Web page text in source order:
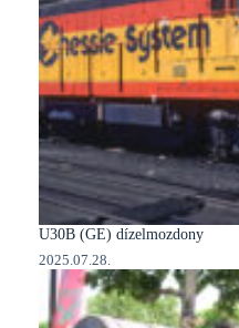
U30B (GE) dízelmozdony
2025.07.28.